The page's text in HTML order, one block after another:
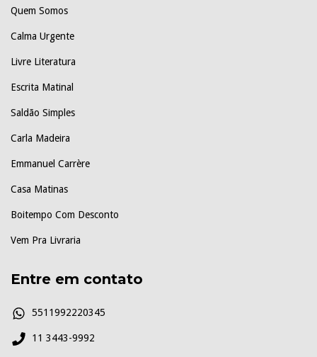
Quem Somos
Calma Urgente
Livre Literatura
Escrita Matinal
Saldão Simples
Carla Madeira
Emmanuel Carrère
Casa Matinas
Boitempo Com Desconto
Vem Pra Livraria
Entre em contato
5511992220345
11 3443-9992